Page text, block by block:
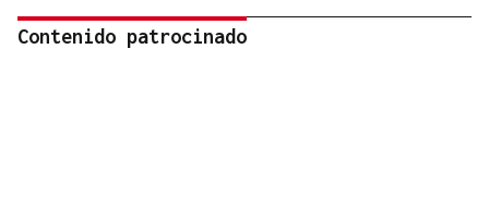
Contenido patrocinado